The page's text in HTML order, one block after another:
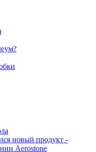
новый продукт -
Aerostone